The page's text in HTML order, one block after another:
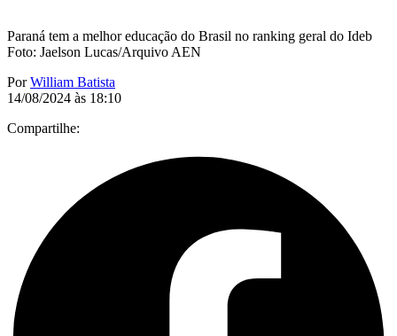
Paraná tem a melhor educação do Brasil no ranking geral do Ideb
Foto: Jaelson Lucas/Arquivo AEN
PorWilliam Batista
14/08/2024 às 18:10
Compartilhe: